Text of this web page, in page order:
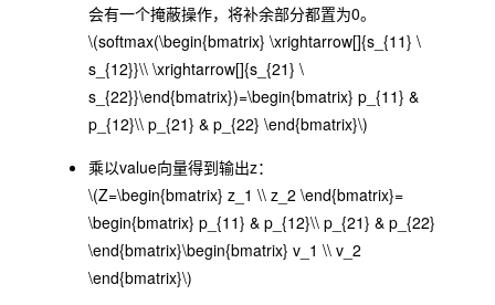
会有一个掩蔽操作，将补余部分都置为0。
\(softmax(\begin{bmatrix} \xrightarrow[]{s_{11} \
s_{12}}\\ \xrightarrow[]{s_{21} \
s_{22}}\end{bmatrix})=\begin{bmatrix} p_{11} &
p_{12}\\ p_{21} & p_{22} \end{bmatrix}\)
乘以value向量得到输出z：
\(Z=\begin{bmatrix} z_1 \\ z_2 \end{bmatrix}=
\begin{bmatrix} p_{11} & p_{12}\\ p_{21} & p_{22}
\end{bmatrix}\begin{bmatrix} v_1 \\ v_2
\end{bmatrix}\)